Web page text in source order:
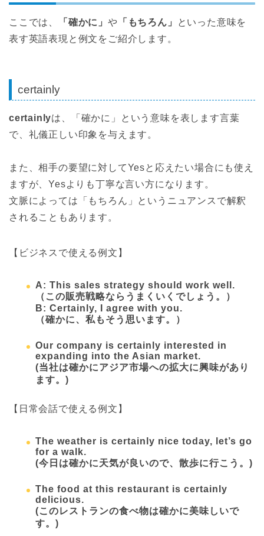
ここでは、 「確かに」 や 「もちろん」
といった意味を
表す英語表現と例文をご紹介します。
certainly
certainlyは、「確かに」という意味を表します言葉
で、礼儀正しい印象を与えます。
また、相手の要望に対してYesと応えたい場合にも使え
ますが、Yesよりも丁寧な言い方になります。
文脈によっては「もちろん」というニュアンスで解釈
されることもあります。
【ビジネスで使える例文】
A: This sales strategy should work well.
（この販売戦略ならうまくいくでしょう。）
B: Certainly, I agree with you.
（確かに、私もそう思います。）
Our company is certainly interested in
expanding into the Asian market.
(当社は確かにアジア市場への拡大に興味があり
ます。)
【日常会話で使える例文】
The weather is certainly nice today, let’s go
for a walk.
(今日は確かに天気が良いので、散歩に行こう。)
The food at this restaurant is certainly
delicious.
(このレストランの食べ物は確かに美味しいで
す。)